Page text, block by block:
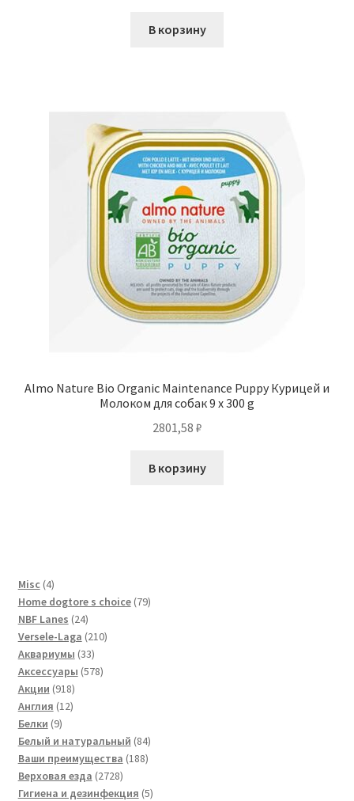
В корзину
Almo Nature Bio Organic Maintenance Puppy Курицей и
Молоком для собак 9 x 300 g
2801,58 ₽
В корзину
Misc 44
товара
Home dogtore s choice 7979
NBF Lanes 2424
товара
Versele-Laga 210210
Аквариумы 3333
товара
Аксессуары 578578
Акции 918918
товаров
Англия 1212
Белки 99
товаров
Белый и натуральный 8484
товара
Ваши преимущества 188188
Верховая езда 27282728
товаров
Гигиена и дезинфекция 55